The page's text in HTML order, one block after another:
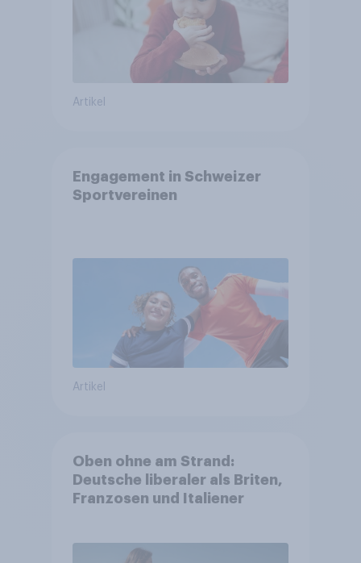
Artikel
Engagement in Schweizer
Sportvereinen
Artikel
Oben ohne am Strand:
Deutsche liberaler als Briten,
Franzosen und Italiener